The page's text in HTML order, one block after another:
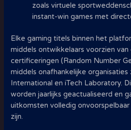
zoals virtuele
instant-win games met
Elke gaming titels binnen het
middels ontwikkelaars voorzien
certificeringen (Random Number
middels onafhankelijke organisaties
International en iTech Laboratory.
worden jaarlijks geactualiseerd en
uitkomsten volledig
zijn.